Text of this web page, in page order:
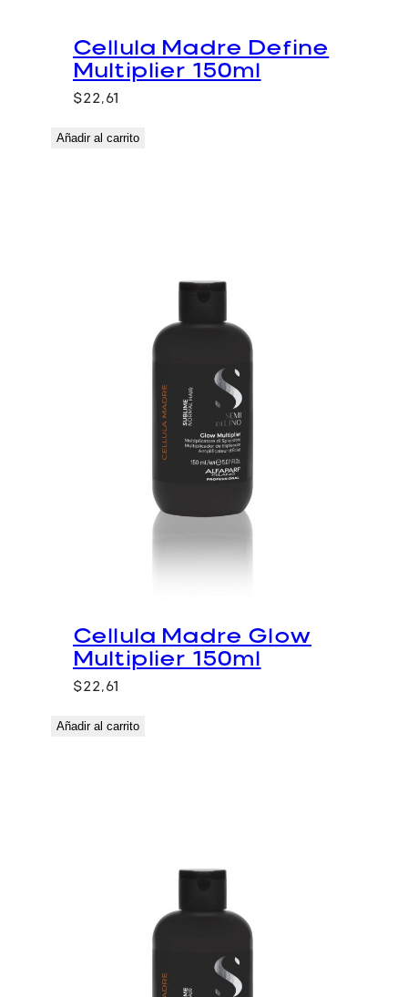
Cellula Madre Define
Multiplier 150ml
$22,61
Añadir al carrito
Cellula Madre Glow
Multiplier 150ml
$22,61
Añadir al carrito